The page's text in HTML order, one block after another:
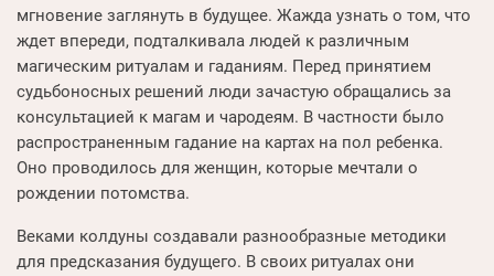
мгновение заглянуть в будущее. Жажда узнать о том, что
ждет впереди, подталкивала людей к различным
магическим ритуалам и гаданиям. Перед принятием
судьбоносных решений люди зачастую обращались за
консультацией к магам и чародеям. В частности было
распространенным гадание на картах на пол ребенка.
Оно проводилось для женщин, которые мечтали о
рождении потомства.
Веками колдуны создавали разнообразные методики
для предсказания будущего. В своих ритуалах они